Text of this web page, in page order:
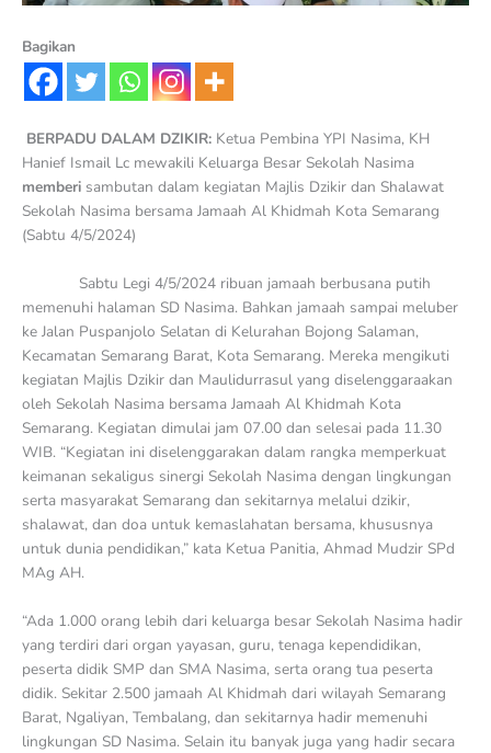
Bagikan
BERPADU DALAM DZIKIR: Ketua Pembina YPI Nasima, KH
Hanief Ismail Lc mewakili Keluarga Besar Sekolah Nasima
memberi sambutan dalam kegiatan Majlis Dzikir dan Shalawat
Sekolah Nasima bersama Jamaah Al Khidmah Kota Semarang
(Sabtu 4/5/2024)
Sabtu Legi 4/5/2024 ribuan jamaah berbusana putih
memenuhi halaman SD Nasima. Bahkan jamaah sampai meluber
ke Jalan Puspanjolo Selatan di Kelurahan Bojong Salaman,
Kecamatan Semarang Barat, Kota Semarang. Mereka mengikuti
kegiatan Majlis Dzikir dan Maulidurrasul yang diselenggaraakan
oleh Sekolah Nasima bersama Jamaah Al Khidmah Kota
Semarang. Kegiatan dimulai jam 07.00 dan selesai pada 11.30
WIB. “Kegiatan ini diselenggarakan dalam rangka memperkuat
keimanan sekaligus sinergi Sekolah Nasima dengan lingkungan
serta masyarakat Semarang dan sekitarnya melalui dzikir,
shalawat, dan doa untuk kemaslahatan bersama, khususnya
untuk dunia pendidikan,” kata Ketua Panitia, Ahmad Mudzir SPd
MAg AH.
“Ada 1.000 orang lebih dari keluarga besar Sekolah Nasima hadir
yang terdiri dari organ yayasan, guru, tenaga kependidikan,
peserta didik SMP dan SMA Nasima, serta orang tua peserta
didik. Sekitar 2.500 jamaah Al Khidmah dari wilayah Semarang
Barat, Ngaliyan, Tembalang, dan sekitarnya hadir memenuhi
lingkungan SD Nasima. Selain itu banyak juga yang hadir secara